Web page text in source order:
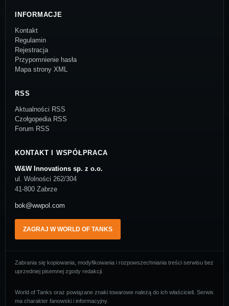
INFORMACJE
Kontakt
Regulamin
Rejestracja
Przypomnienie hasła
Mapa strony XML
RSS
Aktualności RSS
Czołgopedia RSS
Forum RSS
KONTAKT I WSPÓŁPRACA
W&W Innovations sp. z o.o.
ul. Wolności 262/304
41-800 Zabrze
bok@wwpol.com
ZAGRAJ W WORLD OF TANKS
Zabrania się kopiowania, modyfikowania i rozpowszechniania treści serwisu bez
uprzedniej pisemnej zgody redakcji.
World of Tanks oraz powiązane znaki towarowe należą do ich właścicieli. Serwis
ma charakter fanowski i informacyjny.